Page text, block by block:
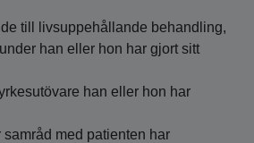
till livsuppehållande behandling,
han eller hon har gjort sitt
han eller hon har
med patienten har